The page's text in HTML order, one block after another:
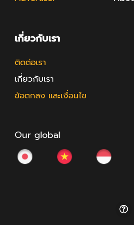
เกี่ยวกับเรา
ติดต่อเรา
เกี่ยวกับเรา
ข้อตกลง และเงื่อนไข
Our global